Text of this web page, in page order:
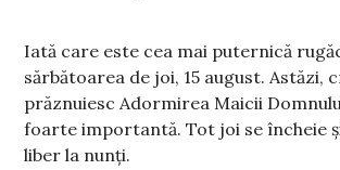
Iată care este cea mai puternică
sărbătoarea de joi, 15 august. Astăzi,
prăznuiesc Adormirea Maicii
foarte importantă. Tot joi se încheie
liber la nunți.